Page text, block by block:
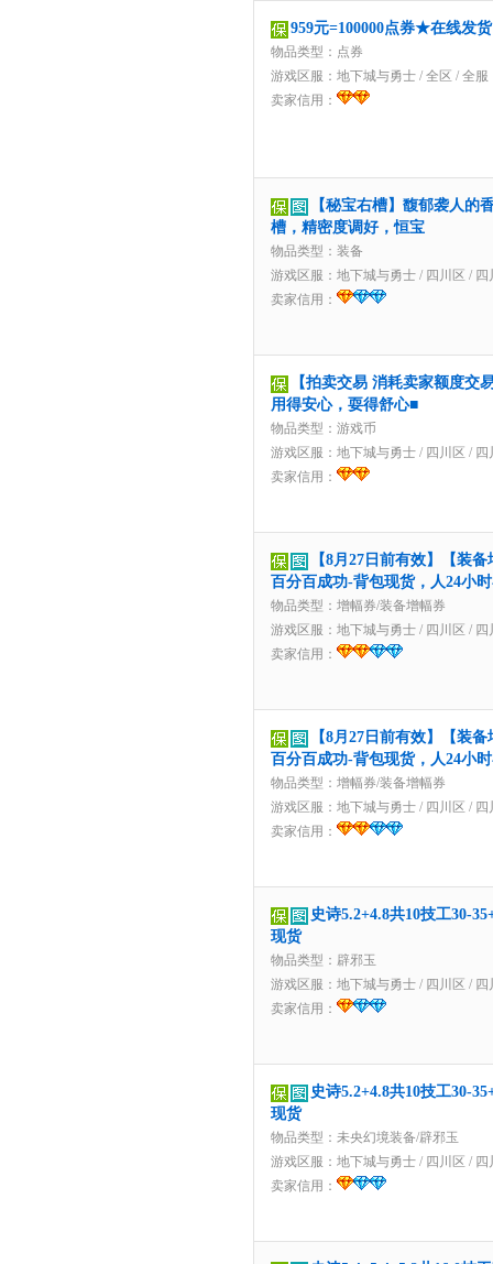
959元=100000点券★在线发
物品类型：点券
游戏区服： 地下城与勇士 / 全区 / 全服
卖家信用：
【秘宝右槽】馥郁袭人的
槽，精密度调好，恒宝
物品类型：装备
游戏区服： 地下城与勇士 / 四川区 / 四
卖家信用：
【拍卖交易 消耗卖家额度交
用得安心，耍得舒心■
物品类型：游戏币
游戏区服： 地下城与勇士 / 四川区 / 四
卖家信用：
【8月27日前有效】【装
百分百成功-背包现货，人24小
物品类型：增幅券/装备增幅券
游戏区服： 地下城与勇士 / 四川区 / 四
卖家信用：
【8月27日前有效】【装
百分百成功-背包现货，人24小
物品类型：增幅券/装备增幅券
游戏区服： 地下城与勇士 / 四川区 / 四
卖家信用：
史诗5.2+4.8共10技工30-
现货
物品类型：辟邪玉
游戏区服： 地下城与勇士 / 四川区 / 四
卖家信用：
史诗5.2+4.8共10技工30-
现货
物品类型：未央幻境装备/辟邪玉
游戏区服： 地下城与勇士 / 四川区 / 四
卖家信用：